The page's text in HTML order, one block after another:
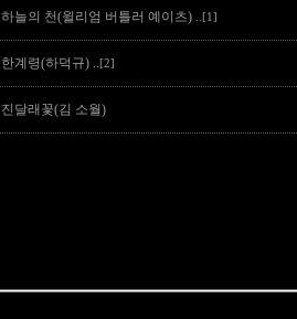
하늘의 천(윌리엄 버틀러 예이츠) ..[1]
한계령(하덕규) ..[2]
진달래꽃(김 소월)